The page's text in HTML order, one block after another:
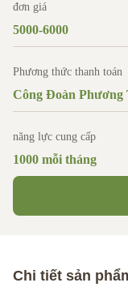
đơn giá
5000-6000
Phương thức thanh toán
Công Đoàn Phương
năng lực cung cấp
1000 mỗi tháng
Chi tiết sản